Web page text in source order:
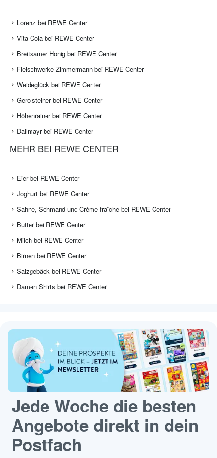
Lorenz bei REWE Center
Vita Cola bei REWE Center
Breitsamer Honig bei REWE Center
Fleischwerke Zimmermann bei REWE Center
Weideglück bei REWE Center
Gerolsteiner bei REWE Center
Höhenrainer bei REWE Center
Dallmayr bei REWE Center
MEHR BEI REWE CENTER
Eier bei REWE Center
Joghurt bei REWE Center
Sahne, Schmand und Crème fraîche bei REWE Center
Butter bei REWE Center
Milch bei REWE Center
Birnen bei REWE Center
Salzgebäck bei REWE Center
Damen Shirts bei REWE Center
Jede Woche die besten
Angebote direkt in dein
Postfach